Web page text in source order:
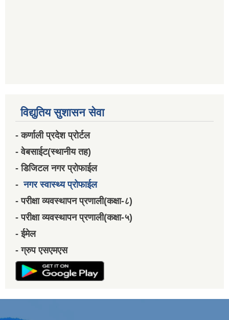
विद्युतिय सुशासन सेवा
- कर्णाली प्रदेश प्रोर्टल
- वेबसाईट(स्थानीय तह)
- डिजिटल नगर प्रोफाईल
-नगर स्वास्थ्य प्रोफाईल
- परीक्षा व्यवस्थापन प्रणाली(कक्षा-८)
- परीक्षा व्यवस्थापन प्रणाली(कक्षा-५)
- ईमेल
- ग्रुप एसएमएस